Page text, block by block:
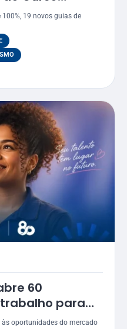
Turismo pelo
19 novos guias de
60
para
oportunidades do mercado